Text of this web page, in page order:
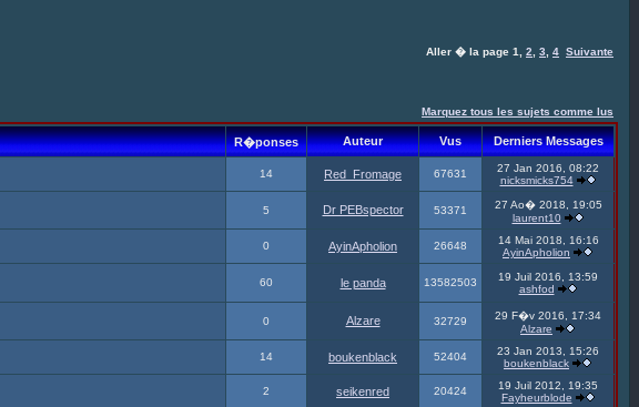
Aller � la page 1 2 3 4 Suivante
Marquez tous les sujets comme lus
R�ponses Auteur Vus Derniers Messages
14 Red_Fromage 67631
27 Jan 2016, 08:22
nicksmicks754
5 Dr PEBspector 53371
27 Ao� 2018, 19:05
laurent10
0 AyinApholion 26648
14 Mai 2018, 16:16
AyinApholion
60 le panda 13582503
19 Juil 2016, 13:59
ashfod
0 Alzare 32729
29 F�v 2016, 17:34
Alzare
14 boukenblack 52404
23 Jan 2013, 15:26
boukenblack
2 seikenred 20424
19 Juil 2012, 19:35
Fayheurblode